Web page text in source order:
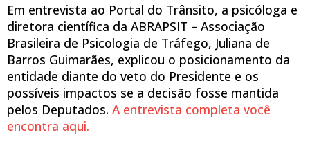
Em entrevista ao Portal do Trânsito, a psicóloga e
diretora científica da ABRAPSIT – Associação
Brasileira de Psicologia de Tráfego, Juliana de
Barros Guimarães, explicou o posicionamento da
entidade diante do veto do Presidente e os
possíveis impactos se a decisão fosse mantida
pelos Deputados. A entrevista completa você
encontra aqui.